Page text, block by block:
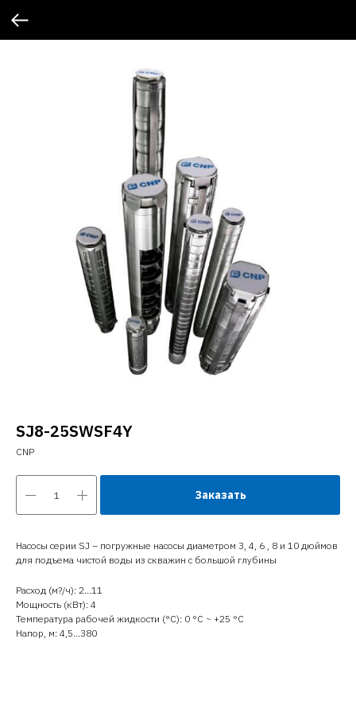
SJ8-25SWSF4Y
CNP
Заказать
Насосы серии SJ – погружные насосы диаметром 3, 4, 6 , 8 и 10 дюймов
для подъема чистой воды из скважин с большой глубины
Расход (м?/ч): 2…11
Мощность (кВт): 4
Температура рабочей жидкости (°C): 0 °С ~ +25 °С
Напор, м: 4,5…380